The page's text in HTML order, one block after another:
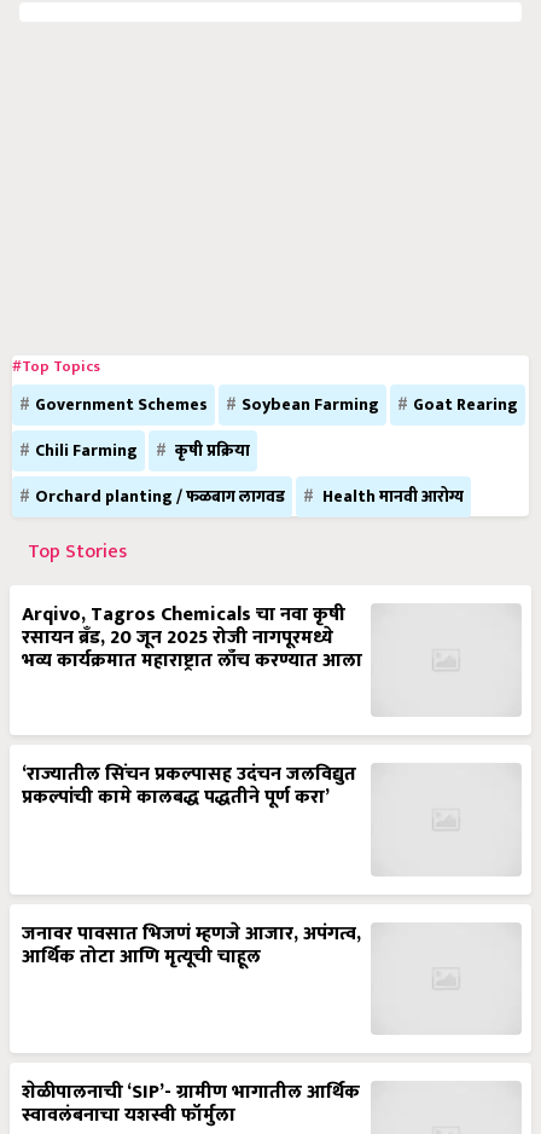
#Top Topics
Government Schemes Soybean Farming
Goat Rearing
Chili Farming
कृषी प्रक्रिया
Orchard planting / फळबाग लागवड
Health मानवी आरोग्य
Top Stories
Arqivo, Tagros Chemicals चा नवा कृषी
रसायन ब्रँड, 20 जून 2025 रोजी नागपूरमध्ये
भव्य कार्यक्रमात महाराष्ट्रात लाँच करण्यात आला
‘राज्यातील सिंचन प्रकल्पासह उदंचन जलविद्युत
प्रकल्पांची कामे कालबद्ध पद्धतीने पूर्ण करा’
जनावर पावसात भिजणं म्हणजे आजार, अपंगत्व,
आर्थिक तोटा आणि मृत्यूची चाहूल
शेळीपालनाची ‘SIP’- ग्रामीण भागातील आर्थिक
स्वावलंबनाचा यशस्वी फॉर्मुला